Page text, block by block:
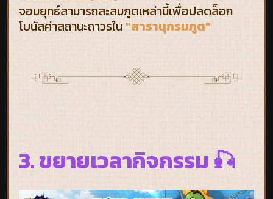
จอมยุทธ์สามารถสะสมภูตเหล่านี้เพื่อปลดล็อก
โบนัสค่าสถานะถาวรใน "สารานุกรมภูต"
3. ขยายเวลากิจกรรม 🎣